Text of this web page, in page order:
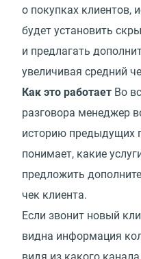
о покупках клиентов,
будет установить
и предлагать
увеличивая средний
Как это работает Во
разговора менеджер
историю предыдущих
понимает, какие
предложить
чек клиента.
Если звонит новый
видна информация